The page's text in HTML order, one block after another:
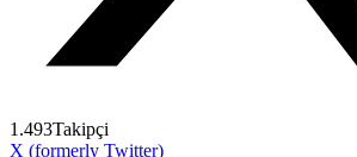
1.493Takipçi
X (formerly Twitter)